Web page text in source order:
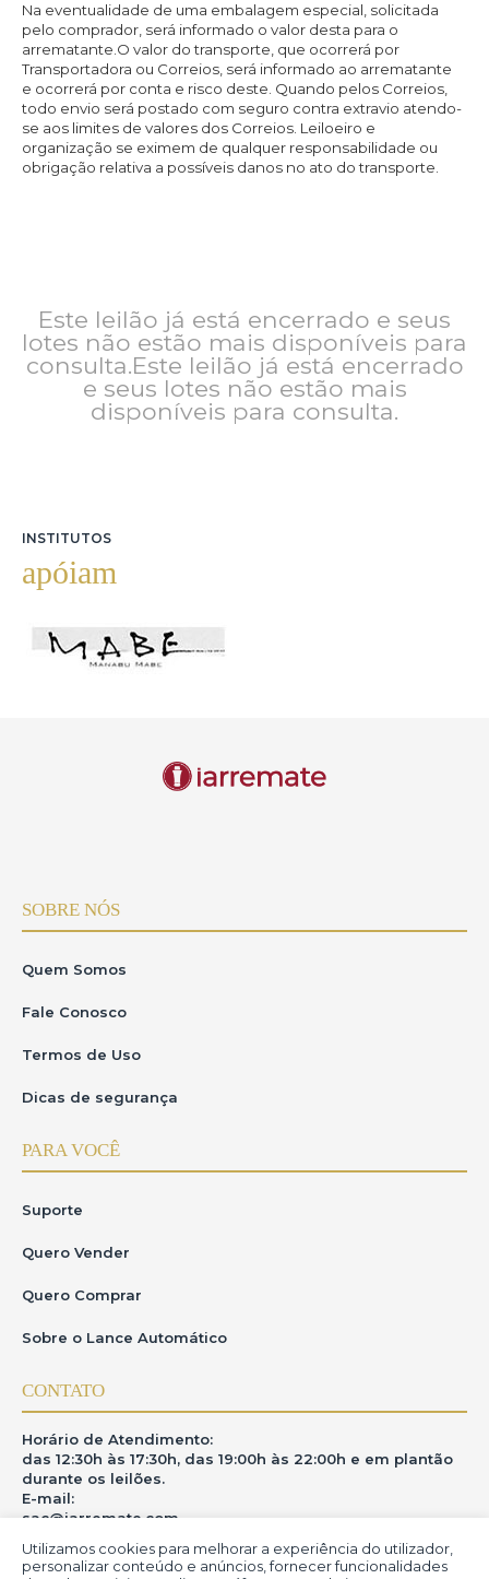
Utilizamos cookies para melhorar a experiência do utilizador,
personalizar conteúdo e anúncios, fornecer funcionalidades
Na eventualidade de uma embalagem especial, solicitada
pelo comprador, será informado o valor desta para o
arrematante.O valor do transporte, que ocorrerá por
Transportadora ou Correios, será informado ao arrematante
e ocorrerá por conta e risco deste. Quando pelos Correios,
todo envio será postado com seguro contra extravio atendo-
se aos limites de valores dos Correios. Leiloeiro e
organização se eximem de qualquer responsabilidade ou
obrigação relativa a possíveis danos no ato do transporte.
Este leilão já está encerrado e seus
lotes não estão mais disponíveis para
consulta.Este leilão já está encerrado
e seus lotes não estão mais
disponíveis para consulta.
INSTITUTOS
apóiam
SOBRE NÓS
Quem Somos
Fale Conosco
Termos de Uso
Dicas de segurança
PARA VOCÊ
Suporte
Quero Vender
Quero Comprar
Sobre o Lance Automático
CONTATO
Horário de Atendimento:
das 12:30h às 17:30h, das 19:00h às 22:00h e em plantão
durante os leilões.
E-mail:
sac@iarremate.com
ONDE ESTAMOS